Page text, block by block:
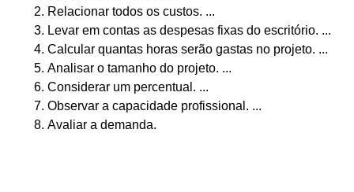
Relacionar todos os custos. ...
Levar em contas as despesas fixas do escritório. ...
Calcular quantas horas serão gastas no projeto. ...
Analisar o tamanho do projeto. ...
Considerar um percentual. ...
Observar a capacidade profissional. ...
Avaliar a demanda.